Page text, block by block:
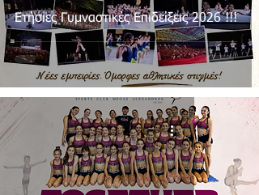
Ετήσιες Γυμναστικές Επιδείξεις 2026 !!!